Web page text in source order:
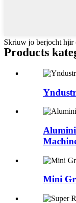
Skriuw jo berjocht hjir
Products
Mini